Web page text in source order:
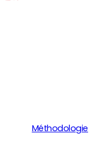
Méthodologie